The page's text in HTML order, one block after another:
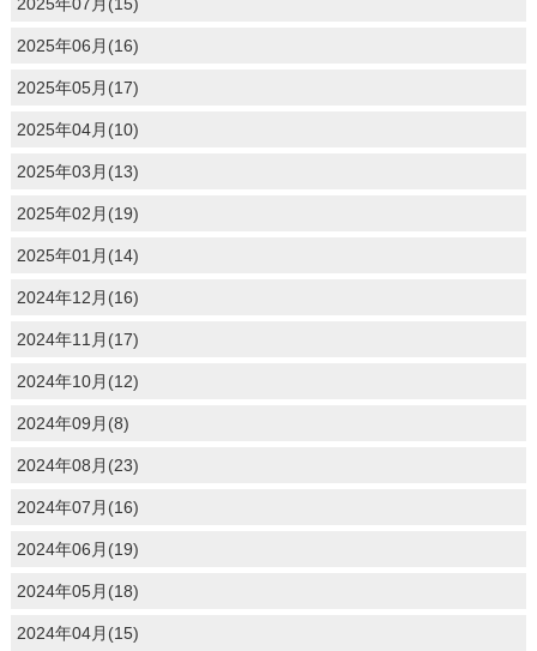
2025年06月(16)
2025年05月(17)
2025年04月(10)
2025年03月(13)
2025年02月(19)
2025年01月(14)
2024年12月(16)
2024年11月(17)
2024年10月(12)
2024年09月(8)
2024年08月(23)
2024年07月(16)
2024年06月(19)
2024年05月(18)
2024年04月(15)